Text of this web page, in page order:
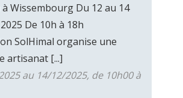
Wissembourg Du 12 au 14
De 10h à 18h
SolHimal organise une
artisanat [...]
au 14/12/2025, de 10h00 à